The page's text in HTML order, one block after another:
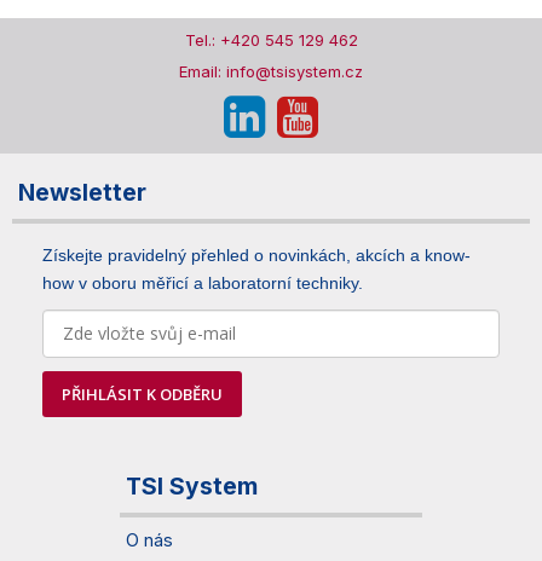
Tel.: +420 545 129 462
Email: info@tsisystem.cz
Newsletter
Získejte pravidelný přehled o novinkách, akcích a know-
how v oboru měřicí a laboratorní techniky.
PŘIHLÁSIT K ODBĚRU
TSI System
O nás